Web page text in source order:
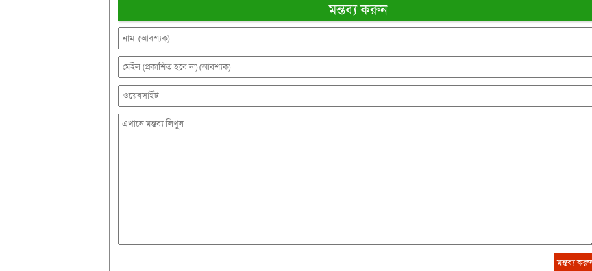
মন্তব্য করুন